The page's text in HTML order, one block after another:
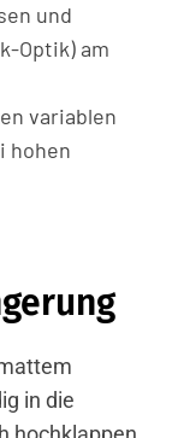
und
Optik) am
variablen
hohen
in die